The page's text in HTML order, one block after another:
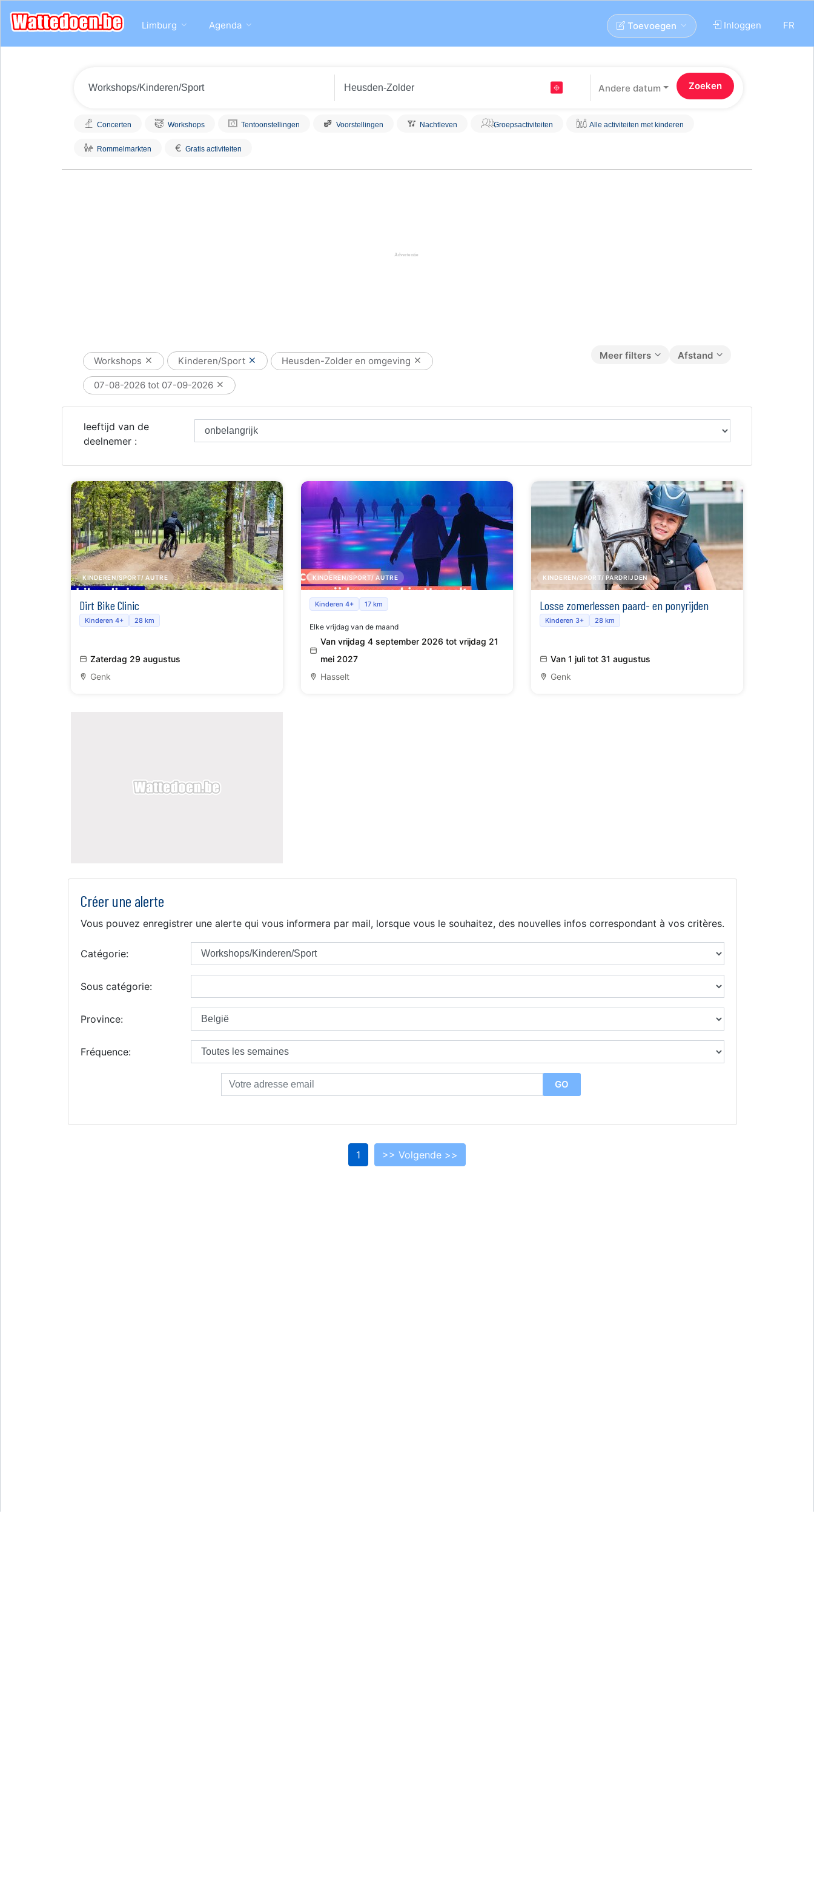
Limburg Agenda FR
Inloggen
Toevoegen
Andere datum
Concerten Workshops Tentoonstellingen Voorstellingen Nachtleven Groepsactiviteiten Alle activiteiten met kinderen
Rommelmarkten € Gratis activiteiten
Afstand
Meer filters
Workshops Kinderen/Sport Heusden-Zolder en omgeving
07-08-2026 tot 07-09-2026
leeftijd van de
deelnemer :
KINDEREN/SPORT/ AUTRE
Dirt Bike Clinic
Kinderen 4+ 28 km
Zaterdag 29 augustus
Genk
KINDEREN/SPORT/ AUTRE
Discoschaatsen
Kinderen 4+ 17 km
Elke vrijdag van de maand
Van vrijdag 4 september 2026 tot vrijdag 21
mei 2027
Hasselt
KINDEREN/SPORT/ PARDRIJDEN
Losse zomerlessen paard- en ponyrijden
Kinderen 3+ 28 km
Van 1 juli tot 31 augustus
Genk
Créer une alerte
Vous pouvez enregistrer une alerte qui vous informera par mail, lorsque vous le souhaitez, des nouvelles infos correspondant à vos critères.
Catégorie:
Sous catégorie:
Province:
Fréquence:
1 >> Volgende >>